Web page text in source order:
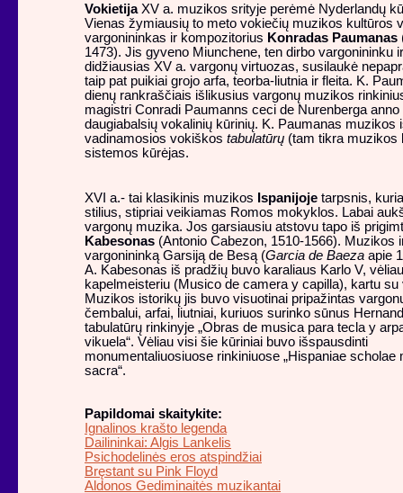
VokietijaXV a. muzikos srityje perėmė Nyderlandų
Vienas žymiausių to meto vokiečių muzikos kultūros
vargonininkas ir kompozitorius Konradas Paumanas
1473). Jis gyveno Miunchene, ten dirbo vargonininku
didžiausias XV a. vargonų virtuozas, susilaukė
taip pat puikiai grojo arfa, teorba-liutnia ir fleita. K.
dienų rankraščiais išlikusius vargonų muzikos
magistri Conradi Paumanns ceci de Nurenberga anno
daugiabalsių vokalinių kūrinių. K. Paumanas muzikos
vadinamosios vokiškos tabulatūrų (tam tikra muzikos
sistemos kūrėjas.
XVI a.- tai klasikinis muzikos Ispanijoje tarpsnis,
stilius, stipriai veikiamas Romos mokyklos. Labai
vargonų muzika. Jos garsiausiu atstovu tapo iš
Kabesonas (Antonio Cabezon, 1510-1566).
vargonininką Garsiją de Besą (Garcia de Baeza apie
A. Kabesonas iš pradžių buvo karaliaus Karlo V,
kapelmeisteriu (Musico de camera y capilla), kartu
Muzikos istorikų jis buvo visuotinai pripažintas
čembalui, arfai, liutniai, kuriuos surinko sūnus
tabulatūrų rinkinyje „Obras de musica para tecla y
vikuela“. Vėliau visi šie kūriniai buvo išspausdinti
monumentaliuosiuose rinkiniuose „Hispaniae scholae
sacra“.
Papildomai skaitykite:
Ignalinos krašto legenda
Dailininkai: Algis Lankelis
Psichodelinės eros atspindžiai
Bręstant su Pink Floyd
Aldonos Gediminaitės muzikantai